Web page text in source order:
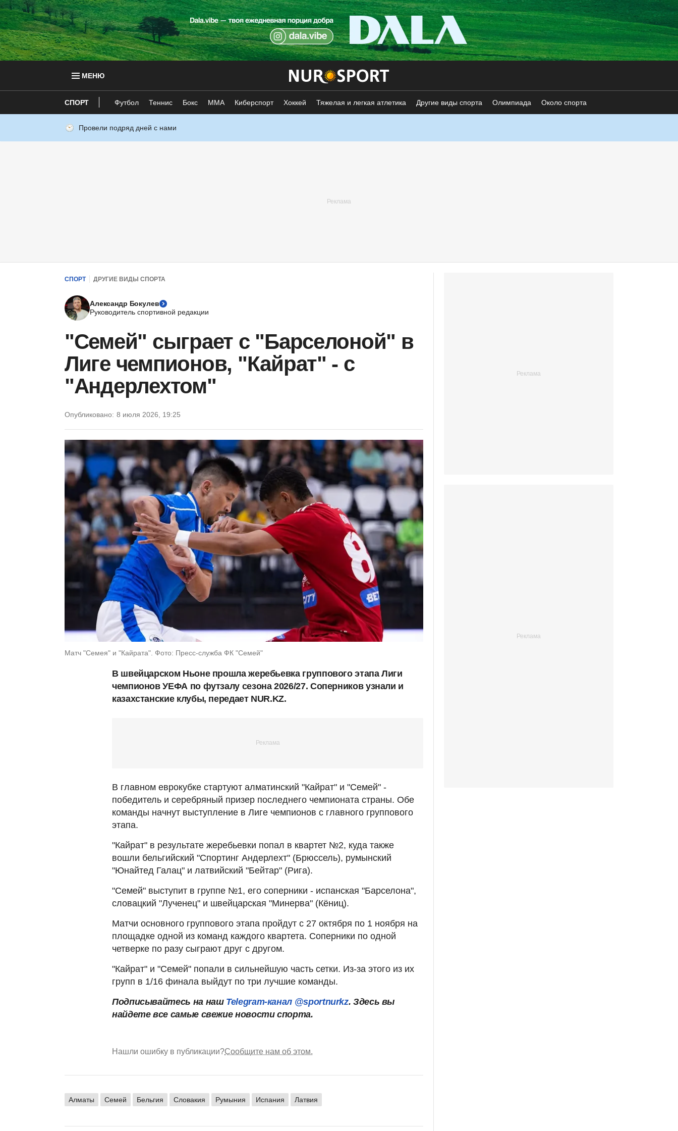
МЕНЮ
СПОРТ Футбол Теннис Бокс ММА Киберспорт Хоккей Тяжелая и легкая атлетика Другие виды спорта Олимпиада Около спорта
Провели подряд дней с нами
СПОРТ ДРУГИЕ ВИДЫ СПОРТА
Александр Бокулев
Руководитель спортивной редакции
"Семей" сыграет с "Барселоной" в
Лиге чемпионов, "Кайрат" - с
"Андерлехтом"
Опубликовано: 8 июля 2026, 19:25
Матч "Семея" и "Кайрата". Фото: Пресс-служба ФК "Семей"
В швейцарском Ньоне прошла жеребьевка группового этапа Лиги
чемпионов УЕФА по футзалу сезона 2026/27. Соперников узнали и
казахстанские клубы, передает NUR.KZ.
В главном еврокубке стартуют алматинский "Кайрат" и "Семей" -
победитель и серебряный призер последнего чемпионата страны. Обе
команды начнут выступление в Лиге чемпионов с главного группового
этапа.
"Кайрат" в результате жеребьевки попал в квартет №2, куда также
вошли бельгийский "Спортинг Андерлехт" (Брюссель), румынский
"Юнайтед Галац" и латвийский "Бейтар" (Рига).
"Семей" выступит в группе №1, его соперники - испанская "Барселона",
словацкий "Лученец" и швейцарская "Минерва" (Кёниц).
Матчи основного группового этапа пройдут с 27 октября по 1 ноября на
площадке одной из команд каждого квартета. Соперники по одной
четверке по разу сыграют друг с другом.
"Кайрат" и "Семей" попали в сильнейшую часть сетки. Из-за этого из их
групп в 1/16 финала выйдут по три лучшие команды.
Подписывайтесь на наш Telegram-канал @sportnurkz. Здесь вы
найдете все самые свежие новости спорта.
Нашли ошибку в публикации?Сообщите нам об этом.
Алматы Семей Бельгия Словакия Румыния Испания Латвия